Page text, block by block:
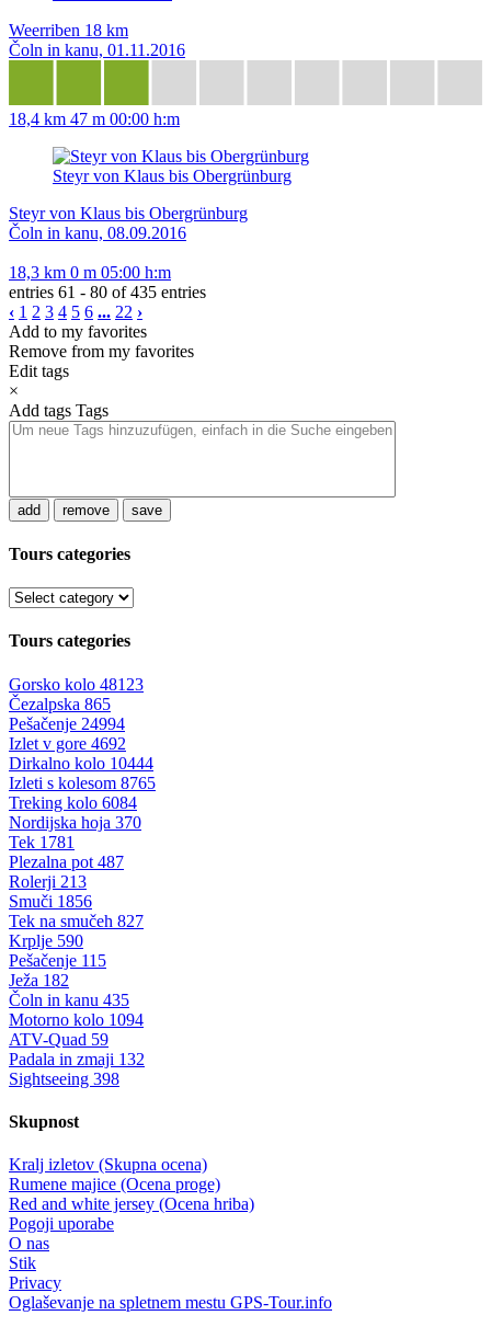
Weerriben 18 km
Čoln in kanu, 01.11.2016
18,4 km 47 m 00:00 h:m
Steyr von Klaus bis Obergrünburg
Steyr von Klaus bis Obergrünburg
Čoln in kanu, 08.09.2016
18,3 km 0 m 05:00 h:m
entries 61 - 80 of 435 entries
‹ 1 2 3 4 5 6 ... 22 ›
Add to my favorites
Remove from my favorites
Edit tags
×
Add tags Tags
add remove save
Tours categories
Tours categories
Gorsko kolo 48123
Čezalpska 865
Pešačenje 24994
Izlet v gore 4692
Dirkalno kolo 10444
Izleti s kolesom 8765
Treking kolo 6084
Nordijska hoja 370
Tek 1781
Plezalna pot 487
Rolerji 213
Smuči 1856
Tek na smučeh 827
Krplje 590
Pešačenje 115
Ježa 182
Čoln in kanu 435
Motorno kolo 1094
ATV-Quad 59
Padala in zmaji 132
Sightseeing 398
Skupnost
Kralj izletov (Skupna ocena)
Rumene majice (Ocena proge)
Red and white jersey (Ocena hriba)
Pogoji uporabe
O nas
Stik
Privacy
Oglaševanje na spletnem mestu GPS-Tour.info